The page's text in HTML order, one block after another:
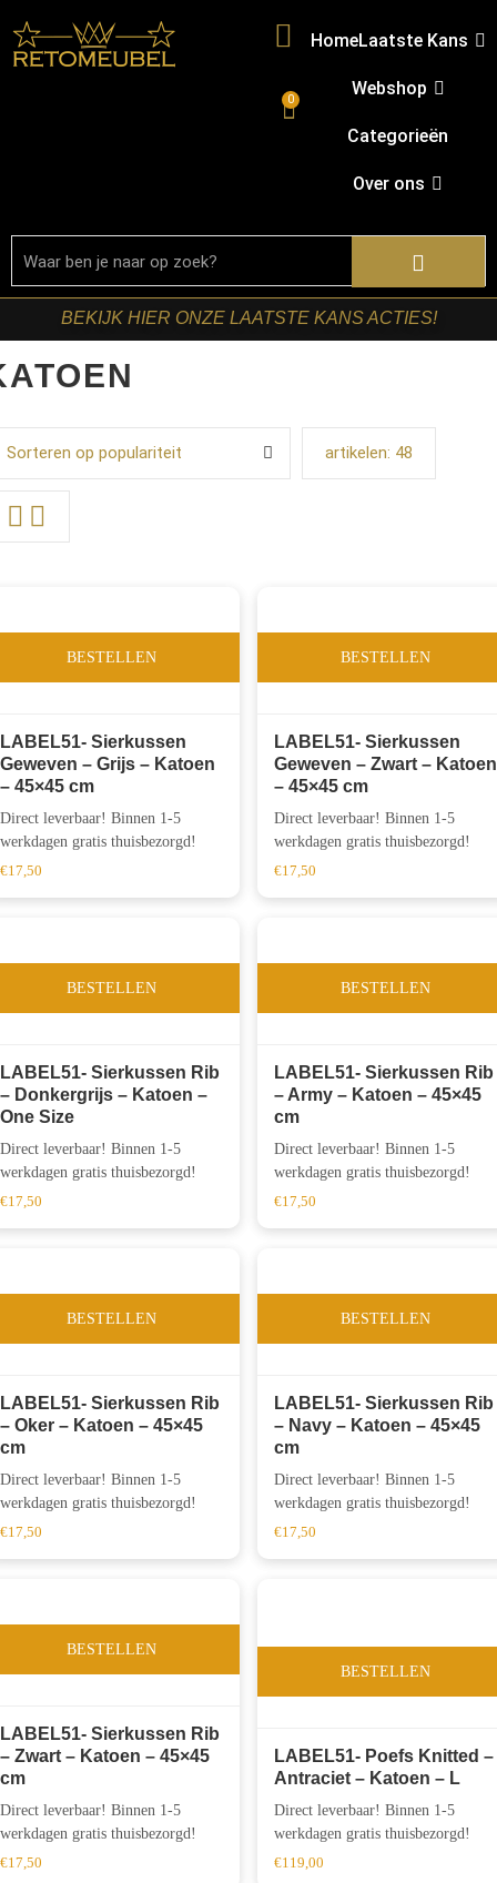
0
HomeLaatste Kans
Webshop
Categorieën
Over ons
BEKIJK HIER ONZE LAATSTE KANS ACTIES!
Sorteren op populariteit artikelen: 48
BESTELLEN
LABEL51- Sierkussen
Geweven – Grijs – Katoen
– 45×45 cm
Direct leverbaar! Binnen 1-5
werkdagen gratis thuisbezorgd!
€17,50
BESTELLEN
LABEL51- Sierkussen
Geweven – Zwart – Katoen
– 45×45 cm
Direct leverbaar! Binnen 1-5
werkdagen gratis thuisbezorgd!
€17,50
BESTELLEN
LABEL51- Sierkussen Rib
– Donkergrijs – Katoen –
One Size
Direct leverbaar! Binnen 1-5
werkdagen gratis thuisbezorgd!
€17,50
BESTELLEN
LABEL51- Sierkussen Rib
– Army – Katoen – 45×45
cm
Direct leverbaar! Binnen 1-5
werkdagen gratis thuisbezorgd!
€17,50
BESTELLEN
LABEL51- Sierkussen Rib
– Oker – Katoen – 45×45
cm
Direct leverbaar! Binnen 1-5
werkdagen gratis thuisbezorgd!
€17,50
BESTELLEN
LABEL51- Sierkussen Rib
– Navy – Katoen – 45×45
cm
Direct leverbaar! Binnen 1-5
werkdagen gratis thuisbezorgd!
€17,50
BESTELLEN
LABEL51- Sierkussen Rib
– Zwart – Katoen – 45×45
cm
Direct leverbaar! Binnen 1-5
werkdagen gratis thuisbezorgd!
€17,50
BESTELLEN
LABEL51- Poefs Knitted –
Antraciet – Katoen – L
Direct leverbaar! Binnen 1-5
werkdagen gratis thuisbezorgd!
€119,00